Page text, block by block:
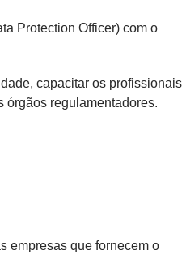
Protection Officer) com o
capacitar os profissionais
órgãos regulamentadores.
empresas que fornecem o